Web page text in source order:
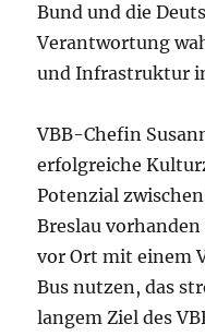
Bund und die
Verantwortung
und Infrastruktur
VBB-Chefin
erfolgreiche
Potenzial
Breslau
vor Ort mit einem
Bus nutzen, das
langem Ziel des